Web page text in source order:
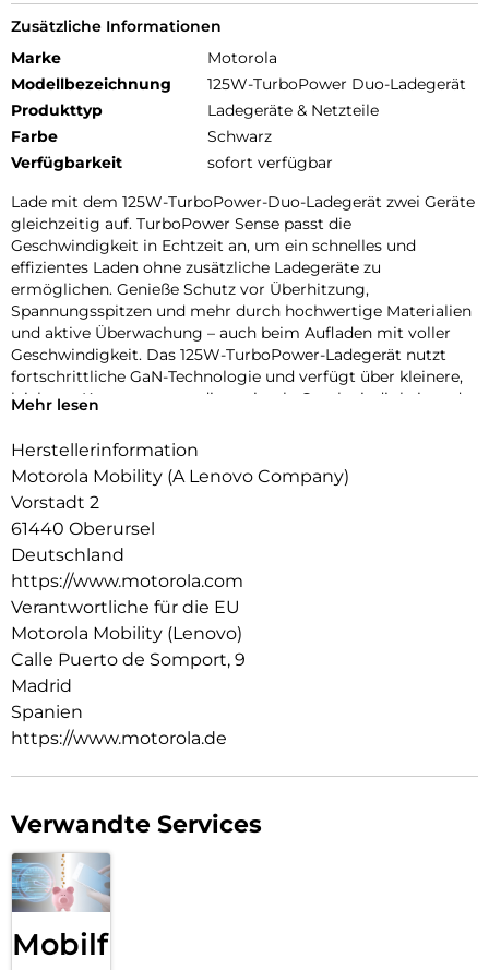
Zusätzliche Informationen
Marke
Motorola
Modellbezeichnung
125W-TurboPower Duo-Ladegerät
Produkttyp
Ladegeräte & Netzteile
Farbe
Schwarz
Verfügbarkeit
sofort verfügbar
Lade mit dem 125W-TurboPower-Duo-Ladegerät zwei Geräte
gleichzeitig auf. TurboPower Sense passt die
Geschwindigkeit in Echtzeit an, um ein schnelles und
effizientes Laden ohne zusätzliche Ladegeräte zu
ermöglichen. Genieße Schutz vor Überhitzung,
Spannungsspitzen und mehr durch hochwertige Materialien
und aktive Überwachung – auch beim Aufladen mit voller
Geschwindigkeit. Das 125W-TurboPower-Ladegerät nutzt
fortschrittliche GaN-Technologie und verfügt über kleinere,
leichtere Komponenten, die optimale Geschwindigkeit und
deinen Geräten kompatibel und es passt problemlos in deine
Mehr lesen
Herstellerinformation
Motorola Mobility (A Lenovo Company)
Vorstadt 2
61440 Oberursel
Deutschland
https://www.motorola.com
Verantwortliche für die EU
Motorola Mobility (Lenovo)
Calle Puerto de Somport, 9
Madrid
Spanien
https://www.motorola.de
Verwandte Services
Mobilfunk